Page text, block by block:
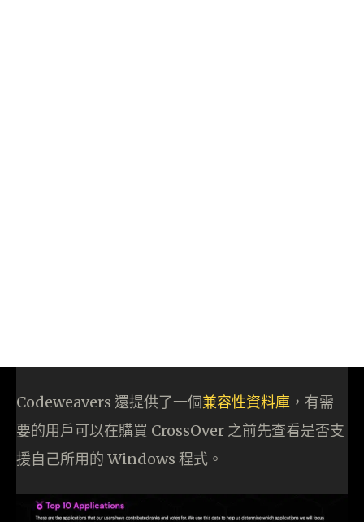
Codeweavers 還提供了一個兼容性資料庫 ，有需
要的用戶可以在購買 CrossOver 之前先查看是否支
援自己所用的 Windows 程式。